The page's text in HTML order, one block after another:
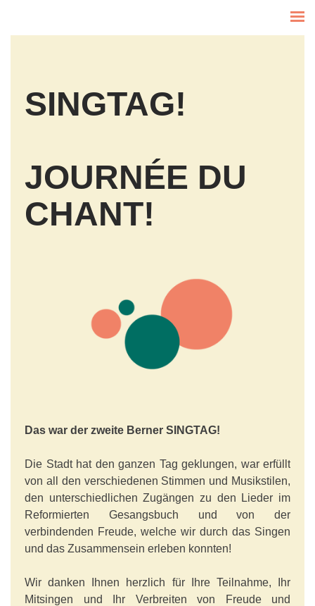
SINGTAG!
JOURNÉE DU
CHANT!
Das war der zweite Berner SINGTAG!
Die Stadt hat den ganzen Tag geklungen, war erfüllt
von all den verschiedenen Stimmen und Musikstilen,
den unterschiedlichen Zugängen zu den Lieder im
Reformierten Gesangsbuch und von der
verbindenden Freude, welche wir durch das Singen
und das Zusammensein erleben konnten!
Wir danken Ihnen herzlich für Ihre Teilnahme, Ihr
Mitsingen und Ihr Verbreiten von Freude und